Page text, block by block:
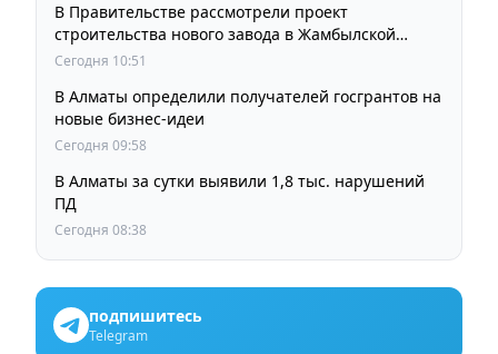
В Правительстве рассмотрели проект
строительства нового завода в Жамбылской
области
Сегодня 10:51
В Алматы определили получателей госгрантов на
новые бизнес-идеи
Сегодня 09:58
В Алматы за сутки выявили 1,8 тыс. нарушений
ПД
Сегодня 08:38
подпишитесь
Telegram